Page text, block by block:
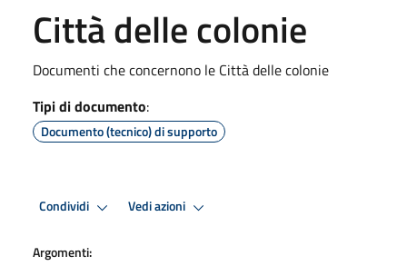
Città delle colonie
Documenti che concernono le Città delle colonie
Tipi di documento:
Documento (tecnico) di supporto
Condividi Vedi azioni
Argomenti: